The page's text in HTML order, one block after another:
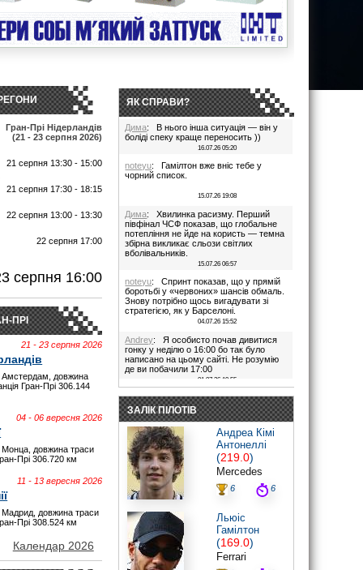
Гран-Прі Нідерландів
(21 - 23 серпня 2026)
21 серпня 13:30 - 15:00
21 серпня 17:30 - 18:15
22 серпня 13:00 - 13:30
22 серпня 17:00
серпня 16:00
ПРІ
21 - 23 серпня 2026
Амстердам, довжина
Гран-Прі 306.144
04 - 06 вересня 2026
Монца, довжина траси
Прі 306.720 км
11 - 13 вересня 2026
Мадрид, довжина траси
Прі 308.524 км
Календар 2026
ЯК СПРАВИ?
Дима: В нього інша ситуація — він у
боліді спеку краще переносить ))
16.07.26 05:20
noteyu: Гамілтон вже вніс тебе у
чорний список.
15.07.26 19:08
Дима: Хвилинка расизму. Перший
півфінал ЧСФ показав, що глобальне
потепління не йде на користь — темна
збірна викликає сльози світлих
вболівальників.
15.07.26 06:57
noteyu: Спринт показав, що у прямій
боротьбі у «червоних» шансів обмаль.
Знову потрібно щось вигадувати зі
стратегією, як у Барселоні.
04.07.26 15:52
Andrey: Я особисто почав дивитися
гонку у неділю о 16:00 бо так було
написано на цьому сайті. Не розумію
де ви побачили 17:00
01.07.26 19:55
Дима: Іди на..., я не заповнюю ці
поля. В 17:00 була квала, гонка була в
16:00. Якщо ти не здатен відкрити очі,
то хто тобі винен?
28.06.26 22:45
maxizh: Було написано початок в
17:00. Не трусі. Якщо руко-жоп, то
визнай і сиди тихесенько, вчись якісно
працювати.
28.06.26 22:22
Дима: То злийся нафіг звідси, початок
гонки в 16:00. Все правильно написано
було.
Червоних перехвалили. Що творили їх
стратеги в Австрії((
ЗАЛІК ПІЛОТІВ
Андреа Кімі
Антонеллі
(219.0)
Mercedes
6 6
Льюіс
Гамілтон
(169.0)
Ferrari